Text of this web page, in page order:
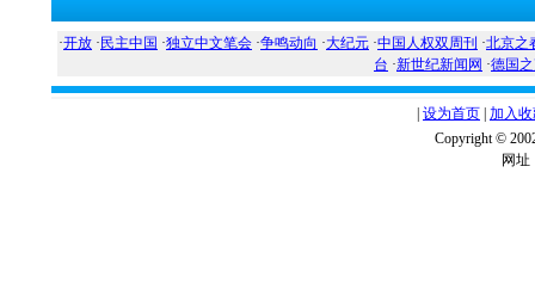
·开放 · 民主中国 ·独立中文笔会 ·争鸣动向 ·大纪元 ·中国人权双周刊 ·北京之
台 ·新世纪新闻网 ·德国
设为首页 加入
Copyright ©
网址